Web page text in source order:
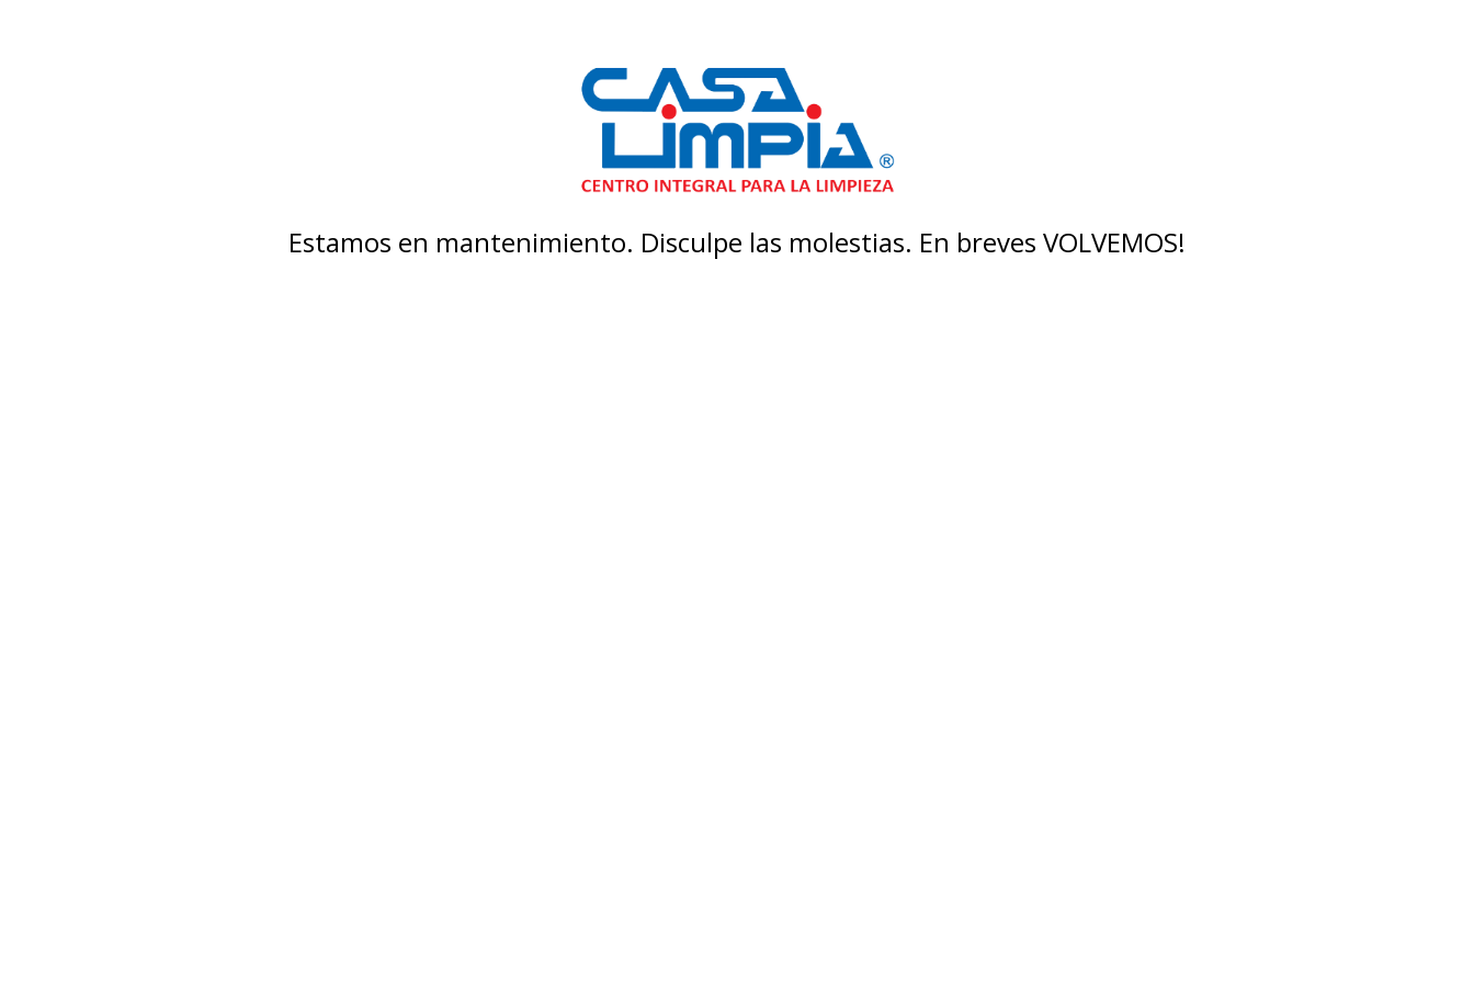
Estamos en mantenimiento. Disculpe las molestias. En breves VOLVEMOS!